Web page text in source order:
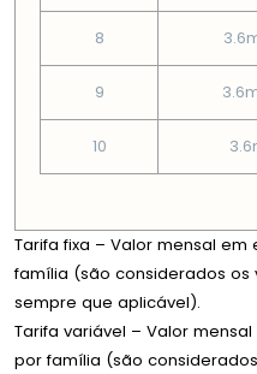
8
9
10
Tarifa fixa – Valor mensal
família (são considerados
sempre que aplicável).
Tarifa variável – Valor
por família (são